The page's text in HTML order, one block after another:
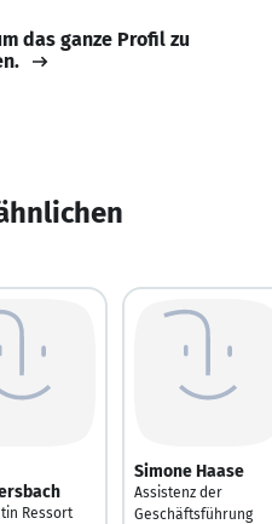
das ganze Profil zu
Ressort
Simone Haase
Assistenz der
Geschäftsführung